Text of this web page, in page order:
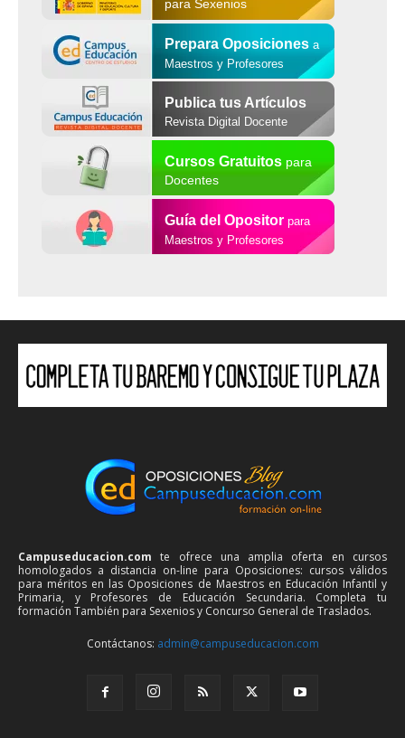
para Sexenios
Prepara Oposiciones a
Maestros y Profesores
Publica tus Artículos
Revista Digital Docente
Cursos Gratuitospara
Docentes
Guía del Opositor para
Maestros y Profesores
Campuseducacion.com te ofrece una amplia oferta en cursos
homologados a distancia on-line para Oposiciones: cursos válidos
para méritos en las Oposiciones de Maestros en Educación Infantil y
Primaria, y Profesores de Educación Secundaria. Completa tu
formación También para Sexenios y Concurso General de Traslados.
Contáctanos: admin@campuseducacion.com